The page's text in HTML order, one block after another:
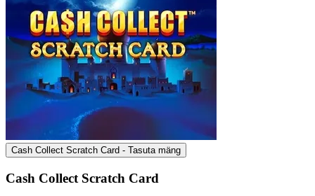
Cash Collect Scratch Card - Tasuta mäng
Cash Collect Scratch Card